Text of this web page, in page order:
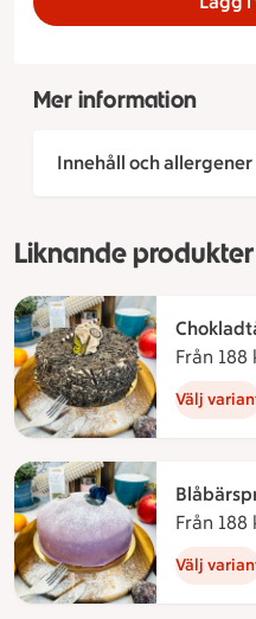
Mer information
Innehåll och allergener
Liknande produkter
Från 188
Välj
Från 188
Välj